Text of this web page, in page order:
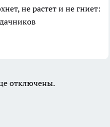
не растет и не гниет:
отключены.